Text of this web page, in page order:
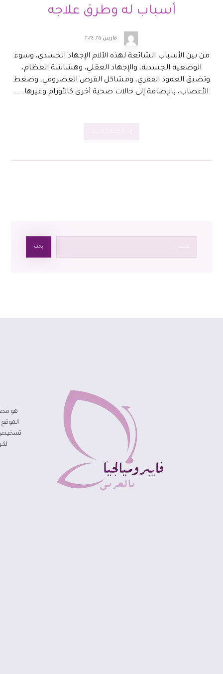
أسباب له وطرق علاجه
مارس ٢٥, ٢٠٢٤
من بين الأسباب الشائعة لهذه الآلام الإجهاد الجسدي، وسوء
الوضعية الجسدية، والإجهاد العقلي، وهشاشة العظام،
وتضيق العمود الفقري، ومشاكل القرص الغضروفي، وضغط
الأعصاب، بالإضافة إلى حالات صحية أخرى كالأورام وغيرها. ...
بحث
هو
تشخيص